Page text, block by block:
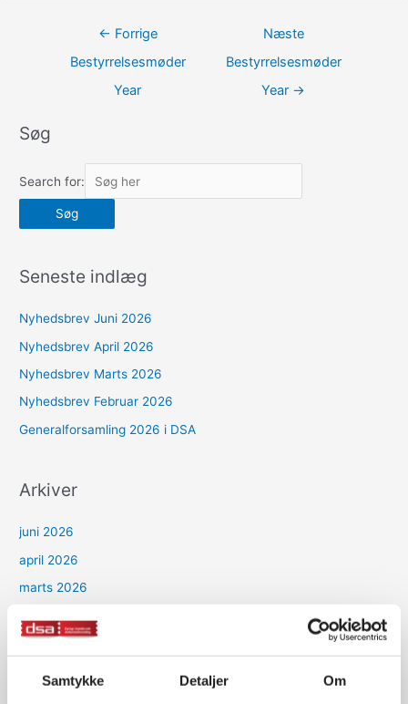
Samtykke Detaljer Om
Indlægsnavigation
← Forrige
Bestyrrelsesmøder
Year
Næste
Bestyrrelsesmøder
Year →
Søg
Search for:
Seneste indlæg
Nyhedsbrev Juni 2026
Nyhedsbrev April 2026
Nyhedsbrev Marts 2026
Nyhedsbrev Februar 2026
Generalforsamling 2026 i DSA
Arkiver
juni 2026
april 2026
marts 2026
januar 2026